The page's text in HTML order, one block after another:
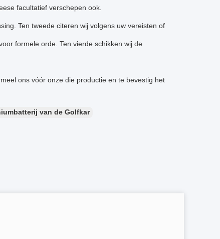
facultatief verschepen ook.
Ten tweede citeren wij volgens uw vereisten of
formele orde. Ten vierde schikken wij de
ons vóór onze die productie en te bevestig het
van de Golfkar